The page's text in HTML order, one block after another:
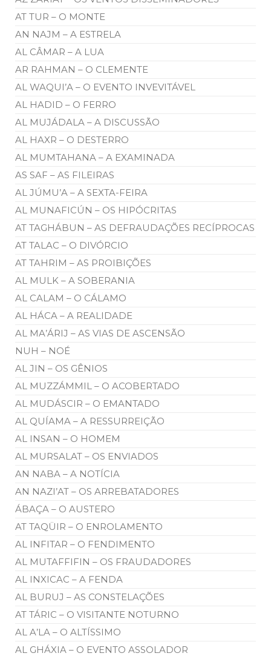
AT TUR – O MONTE
AN NAJM – A ESTRELA
AL CÂMAR – A LUA
AR RAHMAN – O CLEMENTE
AL WAQUI’A – O EVENTO INVEVITÁVEL
AL HADID – O FERRO
AL MUJÁDALA – A DISCUSSÃO
AL HAXR – O DESTERRO
AL MUMTAHANA – A EXAMINADA
AS SAF – AS FILEIRAS
AL JÚMU’A – A SEXTA-FEIRA
AL MUNAFICÚN – OS HIPÓCRITAS
AT TAGHÁBUN – AS DEFRAUDAÇÕES RECÍPROCAS
AT TALAC – O DIVÓRCIO
AT TAHRIM – AS PROIBIÇÕES
AL MULK – A SOBERANIA
AL CALAM – O CÁLAMO
AL HÁCA – A REALIDADE
AL MA’ÁRIJ – AS VIAS DE ASCENSÃO
NUH – NOÉ
AL JIN – OS GÊNIOS
AL MUZZÁMMIL – O ACOBERTADO
AL MUDÁSCIR – O EMANTADO
AL QUÍAMA – A RESSURREIÇÃO
AL INSAN – O HOMEM
AL MURSALAT – OS ENVIADOS
AN NABA – A NOTÍCIA
AN NAZI’AT – OS ARREBATADORES
ÁBAÇA – O AUSTERO
AT TAQÜIR – O ENROLAMENTO
AL INFITAR – O FENDIMENTO
AL MUTAFFIFIN – OS FRAUDADORES
AL INXICAC – A FENDA
AL BURUJ – AS CONSTELAÇÕES
AT TÁRIC – O VISITANTE NOTURNO
AL A’LA – O ALTÍSSIMO
AL GHÁXIA – O EVENTO ASSOLADOR